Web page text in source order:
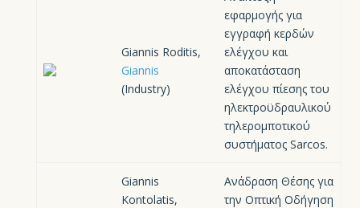
Giannis Roditis,
Giannis
(Industry)
εφαρμογής για
εγγραφή κερδών
ελέγχου και
αποκατάσταση
ελέγχου πίεσης του
ηλεκτροϋδραυλικού
τηλερομποτικού
συστήματος Sarcos.
Giannis
Kontolatis,
Ανάδραση Θέσης για
την Οπτική Οδήγηση